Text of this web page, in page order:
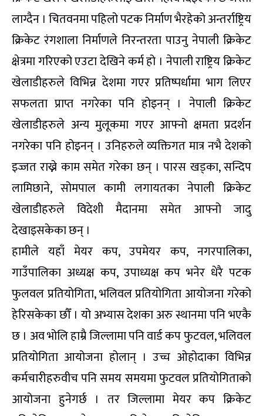
लाग्दैन । चितवनमा पहिलो पटक निर्माण भैरहेको अन्तर्राष्ट्रिय
क्रिकेट रंगशाला निर्माणले निरन्तरता पाउनु नेपाली क्रिकेट
क्षेत्रमा गरिएको एउटा देखिने कर्म हो । नेपाली राष्ट्रिय क्रिकेट
खेलाडीहरुले विभिन्न देशमा गएर प्रतिष्पर्धामा भाग लिएर
सफलता प्राप्त नगरेका पनि होइनन् । नेपाली क्रिकेट
खेलाडीहरुले अन्य मुलूकमा गएर आफ्नो क्षमता प्रदर्शन
नगरेका पनि होइनन् । उनिहरुले व्यक्तिगत मात्र नभै देशको
इज्जत राख्ने काम समेत गरेका छन् । पारस खड्का, सन्दिप
लामिछाने, सोमपाल कामी लगायतका नेपाली क्रिकेट
खेलाडीहरुले विदेशी मैदानमा समेत आफ्नो जादु
देखाइसकेका छन् ।
हामीले यहाँ मेयर कप, उपमेयर कप, नगरपालिका,
गाउँपालिका अध्यक्ष कप, उपाध्यक्ष कप भनेर धेरै पटक
फुलवल प्रतियोगिता, भलिवल प्रतियोगिता आयोजना गरेको
हेरिसकेका छौँ । यो अभ्यास देशका अरु स्थानमा पनि भएकै
छ । अव भोलि हाम्रै जिल्लामा पनि वार्ड कप फुटवल, भलिवल
प्रतियोगिता आयोजना होलान् । उच्च ओहोदाका विभिन्न
कर्मचारीहरुवीच पनि समय समयमा फुटवल प्रतियोगिताको
आयोजना हुनेगर्छ । तर जिल्लामा मेयर कप क्रिकेट